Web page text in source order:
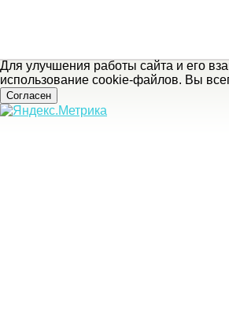
Для улучшения работы сайта и его
использование cookie-файлов. Вы
Согласен